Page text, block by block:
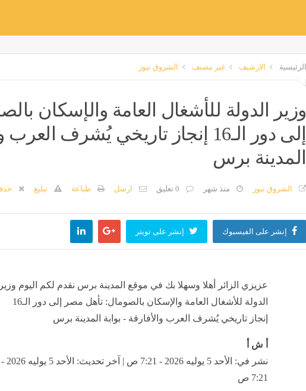
الرئيسية الارشيف غير مصنف الشروق نيوز
وزير الدولة للأشغال العامة والإسكان
إلى دور الـ16 إنجاز تاريخي يُشرف
المدينة برس
الشروق نيوز منذ شهر 0 تعليق ارسل طباعة تبليغ
إنشر على الفيسبوك إنشر على تويتر
عزيزي الزائر أهلا وسهلا بك في موقع المدينة برس نقدم لكم اليوم وزير
الدولة للأشغال العامة والإسكان بالصومال: تأهل مصر إلى دور الـ16
إنجاز تاريخي يُشرف العرب والأفارقة - بوابة المدينة برس
أ ش أ
نشر في: الأحد 5 يوليه 2026 - 7:21 ص | آخر تحديث: الأحد 5 يوليه 2026 -
7:21 ص